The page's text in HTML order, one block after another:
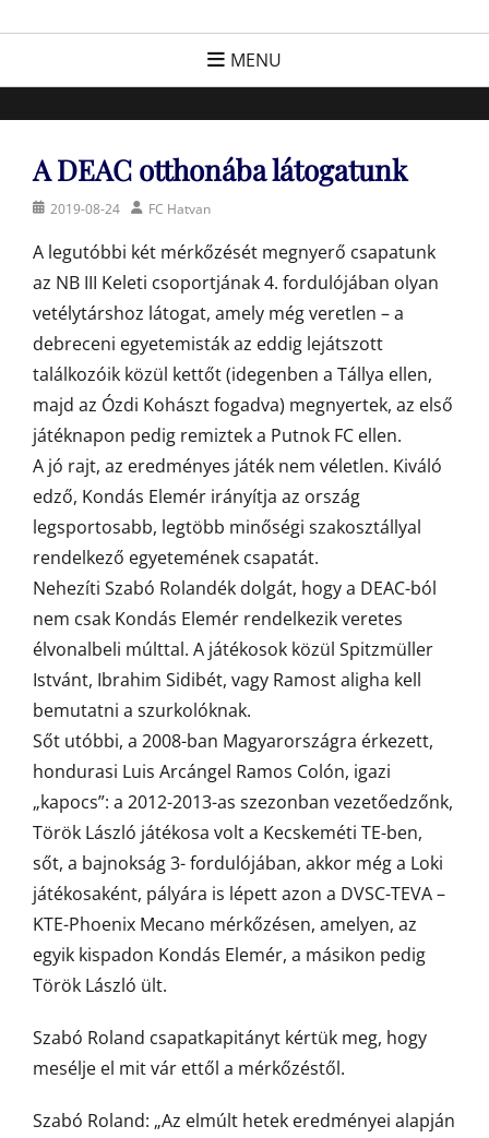
FC Hatvan
Egyesület a hatvani labdarúgásért, sportért!
MENU
A DEAC otthonába látogatunk
Posted2019-08-24 AuthorFC Hatvan
A legutóbbi két mérkőzését megnyerő csapatunk
az NB III Keleti csoportjának 4. fordulójában olyan
vetélytárshoz látogat, amely még veretlen – a
debreceni egyetemisták az eddig lejátszott
találkozóik közül kettőt (idegenben a Tállya ellen,
majd az Ózdi Kohászt fogadva) megnyertek, az első
játéknapon pedig remiztek a Putnok FC ellen.
A jó rajt, az eredményes játék nem véletlen. Kiváló
edző, Kondás Elemér irányítja az ország
legsportosabb, legtöbb minőségi szakosztállyal
rendelkező egyetemének csapatát.
Nehezíti Szabó Rolandék dolgát, hogy a DEAC-ból
nem csak Kondás Elemér rendelkezik veretes
élvonalbeli múlttal. A játékosok közül Spitzmüller
Istvánt, Ibrahim Sidibét, vagy Ramost aligha kell
bemutatni a szurkolóknak.
Sőt utóbbi, a 2008-ban Magyarországra érkezett,
hondurasi Luis Arcángel Ramos Colón, igazi
„kapocs”: a 2012-2013-as szezonban vezetőedzőnk,
Török László játékosa volt a Kecskeméti TE-ben,
sőt, a bajnokság 3- fordulójában, akkor még a Loki
játékosaként, pályára is lépett azon a DVSC-TEVA –
KTE-Phoenix Mecano mérkőzésen, amelyen, az
egyik kispadon Kondás Elemér, a másikon pedig
Török László ült.
Szabó Roland csapatkapitányt kértük meg, hogy
mesélje el mit vár ettől a mérkőzéstől.
Szabó Roland: „Az elmúlt hetek eredményei alapján